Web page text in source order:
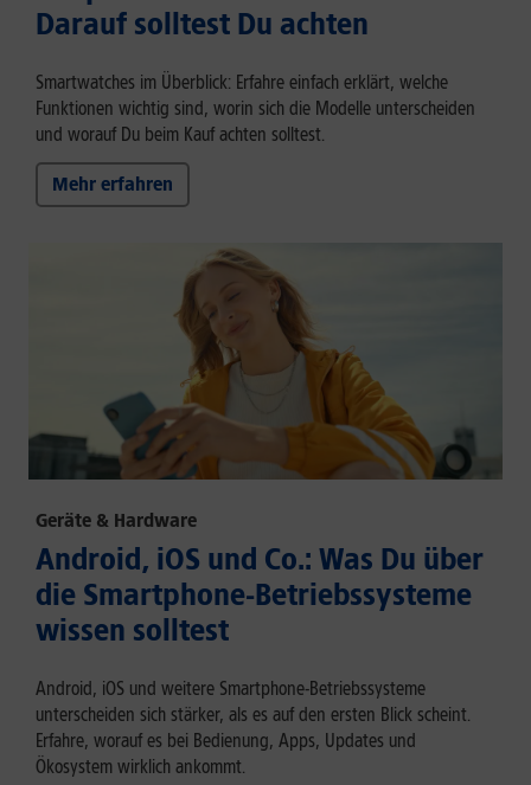
Darauf solltest Du achten
Smartwatches im Überblick: Erfahre einfach erklärt, welche
Funktionen wichtig sind, worin sich die Modelle unterscheiden
und worauf Du beim Kauf achten solltest.
Mehr erfahren
Geräte & Hardware
Android, iOS und Co.: Was Du über
die Smartphone-Betriebssysteme
wissen solltest
Android, iOS und weitere Smartphone-Betriebssysteme
unterscheiden sich stärker, als es auf den ersten Blick scheint.
Erfahre, worauf es bei Bedienung, Apps, Updates und
Ökosystem wirklich ankommt.